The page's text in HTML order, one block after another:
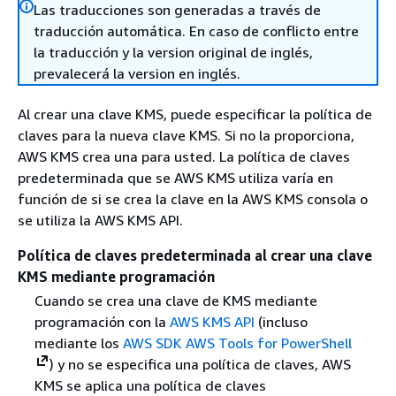
Las traducciones son generadas a través de
traducción automática. En caso de conflicto entre
la traducción y la version original de inglés,
prevalecerá la version en inglés.
Al crear una clave KMS, puede especificar la política de
claves para la nueva clave KMS. Si no la proporciona,
AWS KMS crea una para usted. La política de claves
predeterminada que se AWS KMS utiliza varía en
función de si se crea la clave en la AWS KMS consola o
se utiliza la AWS KMS API.
Política de claves predeterminada al crear una clave
KMS mediante programación
Cuando se crea una clave de KMS mediante
programación con la AWS KMS API (incluso
mediante los AWS SDK AWS Tools for PowerShell
) y no se especifica una política de claves, AWS
KMS se aplica una política de claves